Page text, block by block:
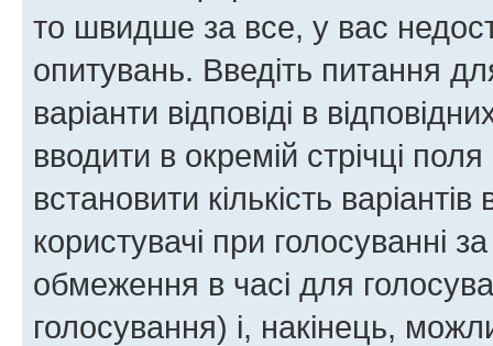
то швидше за все, у вас
опитувань. Введіть питання
варіанти відповіді в
вводити в окремій стрічці
встановити кількість
користувачі при голосуванні
обмеження в часі для
голосування) і, накінець,